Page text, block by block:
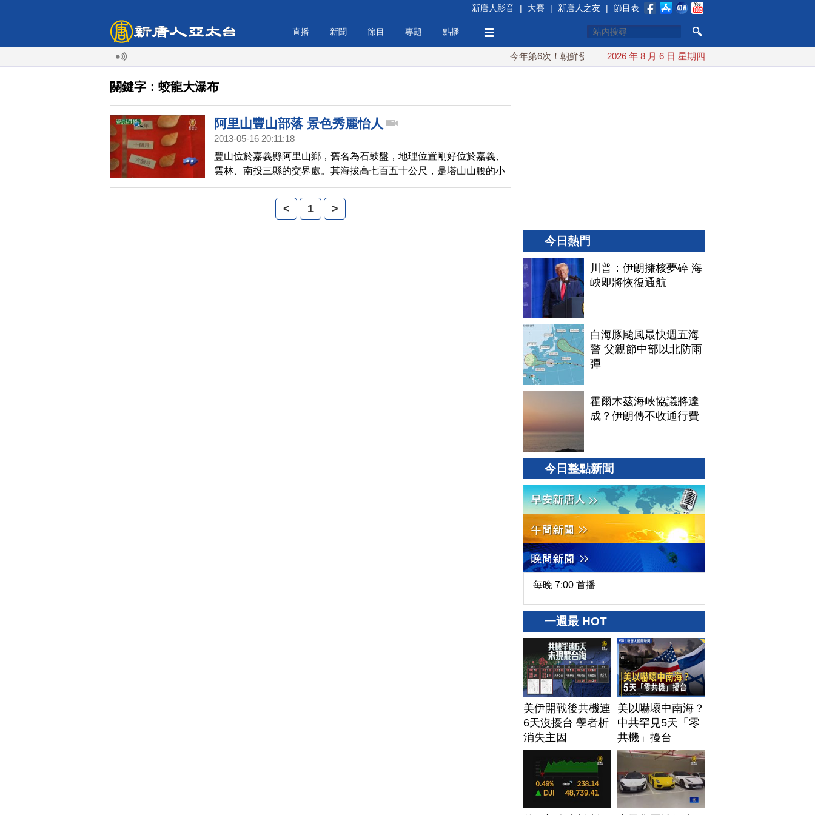
新唐人影音 | 大賽 | 新唐人之友 | 節目表
直播 新聞 節目 專題 點播
今年第6次！朝鮮發射彈道導彈 落日本EEZ外 紅海戰火續升溫 也門胡塞武
2026 年 8 月 6 日 星期四
關鍵字：蛟龍大瀑布
阿里山豐山部落 景色秀麗怡人
2013-05-16 20:11:18
豐山位於嘉義縣阿里山鄉，舊名為石鼓盤，地理位置剛好位於嘉義、
雲林、南投三縣的交界處。其海拔高七百五十公尺，是塔山山腰的小
農村，也是阿里山鄉境內唯一的平地村，有壯觀的瀑布群，還有「滴
水成金」景點，是中部一日遊的好去處。
< 1 >
今日熱門
川普：伊朗擁核夢碎 海
峽即將恢復通航
白海豚颱風最快週五海
警 父親節中部以北防雨
彈
霍爾木茲海峽協議將達
成？伊朗傳不收通行費
今日整點新聞
每晚 7:00 首播
一週最 HOT
美伊開戰後共機連
6天沒擾台 學者析
消失主因
美以嚇壞中南海？
中共罕見5天「零
共機」擾台